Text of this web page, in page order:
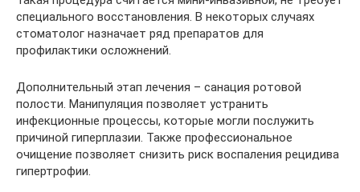
специального восстановления. В некоторых случаях
стоматолог назначает ряд препаратов для
профилактики осложнений.
Дополнительный этап лечения – санация ротовой
полости. Манипуляция позволяет устранить
инфекционные процессы, которые могли послужить
причиной гиперплазии. Также профессиональное
очищение позволяет снизить риск воспаления рецидива
гипертрофии.